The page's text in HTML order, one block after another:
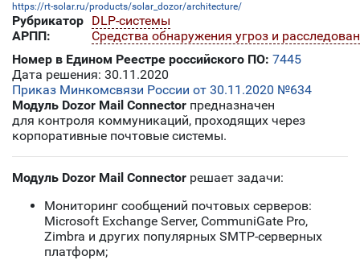
https://rt-solar.ru/products/solar_dozor/architecture/
Рубрикатор
АРПП:
DLP-системы
Средства обнаружения угроз и
Номер в Едином Реестре российского ПО: 7445
Дата решения: 30.11.2020
Приказ Минкомсвязи России от 30.11.2020 №634
Модуль Dozor Mail Connector предназначен
для контроля коммуникаций, проходящих через
корпоративные почтовые системы.
Модуль Dozor Mail Connector решает задачи:
Мониторинг сообщений почтовых серверов:
Microsoft Exchange Server, CommuniGate Pro,
Zimbra и других популярных SMTP-серверных
платформ;